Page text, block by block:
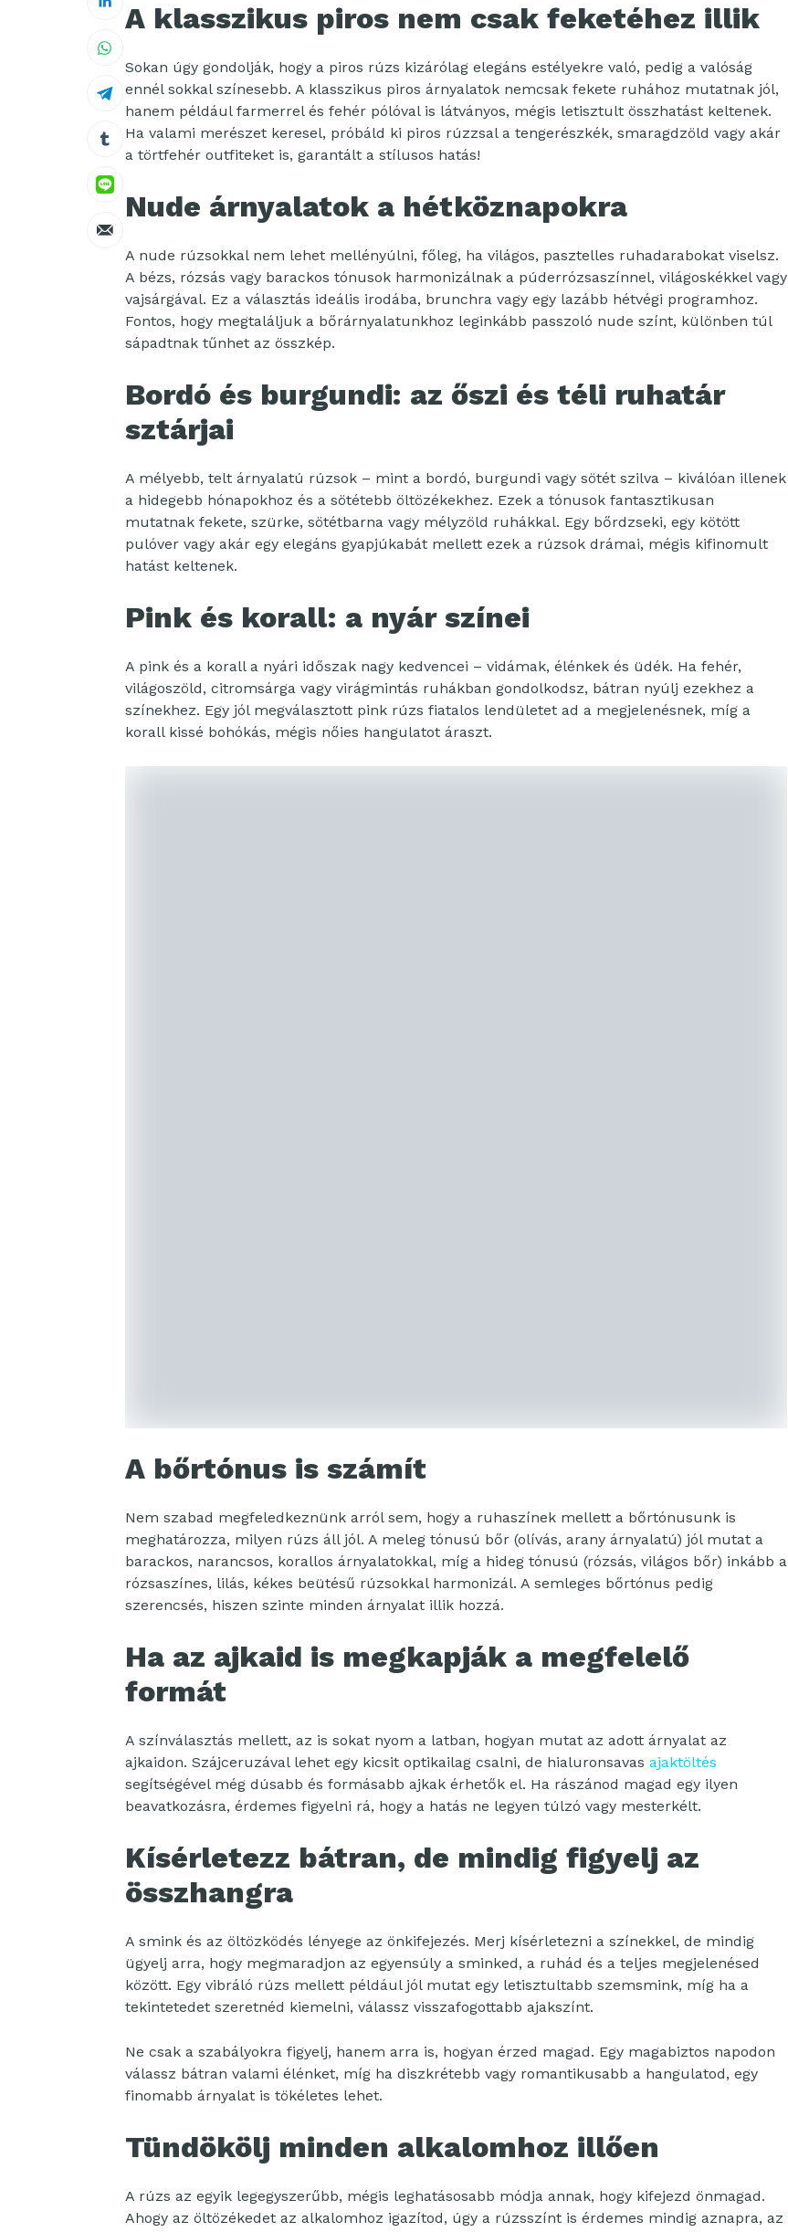
A klasszikus piros nem csak feketéhez illik
Sokan úgy gondolják, hogy a piros rúzs kizárólag elegáns estélyekre való, pedig a valóság
ennél sokkal színesebb. A klasszikus piros árnyalatok nemcsak fekete ruhához mutatnak jól,
hanem például farmerrel és fehér pólóval is látványos, mégis letisztult összhatást keltenek.
Ha valami merészet keresel, próbáld ki piros rúzzsal a tengerészkék, smaragdzöld vagy akár
a törtfehér outfiteket is, garantált a stílusos hatás!
Nude árnyalatok a hétköznapokra
A nude rúzsokkal nem lehet mellényúlni, főleg, ha világos, pasztelles ruhadarabokat viselsz.
A bézs, rózsás vagy barackos tónusok harmonizálnak a púderrózsaszínnel, világoskékkel vagy
vajsárgával. Ez a választás ideális irodába, brunchra vagy egy lazább hétvégi programhoz.
Fontos, hogy megtaláljuk a bőrárnyalatunkhoz leginkább passzoló nude színt, különben túl
sápadtnak tűnhet az összkép.
Bordó és burgundi: az őszi és téli ruhatár
sztárjai
A mélyebb, telt árnyalatú rúzsok – mint a bordó, burgundi vagy sötét szilva – kiválóan illenek
a hidegebb hónapokhoz és a sötétebb öltözékekhez. Ezek a tónusok fantasztikusan
mutatnak fekete, szürke, sötétbarna vagy mélyzöld ruhákkal. Egy bőrdzseki, egy kötött
pulóver vagy akár egy elegáns gyapjúkabát mellett ezek a rúzsok drámai, mégis kifinomult
hatást keltenek.
Pink és korall: a nyár színei
A pink és a korall a nyári időszak nagy kedvencei – vidámak, élénkek és üdék. Ha fehér,
világoszöld, citromsárga vagy virágmintás ruhákban gondolkodsz, bátran nyúlj ezekhez a
színekhez. Egy jól megválasztott pink rúzs fiatalos lendületet ad a megjelenésnek, míg a
korall kissé bohókás, mégis nőies hangulatot áraszt.
A bőrtónus is számít
Nem szabad megfeledkeznünk arról sem, hogy a ruhaszínek mellett a bőrtónusunk is
meghatározza, milyen rúzs áll jól. A meleg tónusú bőr (olívás, arany árnyalatú) jól mutat a
barackos, narancsos, korallos árnyalatokkal, míg a hideg tónusú (rózsás, világos bőr) inkább a
rózsaszínes, lilás, kékes beütésű rúzsokkal harmonizál. A semleges bőrtónus pedig
szerencsés, hiszen szinte minden árnyalat illik hozzá.
Ha az ajkaid is megkapják a megfelelő
formát
A színválasztás mellett, az is sokat nyom a latban, hogyan mutat az adott árnyalat az
ajkaidon. Szájceruzával lehet egy kicsit optikailag csalni, de hialuronsavas ajaktöltés
segítségével még dúsabb és formásabb ajkak érhetők el. Ha rászánod magad egy ilyen
beavatkozásra, érdemes figyelni rá, hogy a hatás ne legyen túlzó vagy mesterkélt.
Kísérletezz bátran, de mindig figyelj az
összhangra
A smink és az öltözködés lényege az önkifejezés. Merj kísérletezni a színekkel, de mindig
ügyelj arra, hogy megmaradjon az egyensúly a sminked, a ruhád és a teljes megjelenésed
között. Egy vibráló rúzs mellett például jól mutat egy letisztultabb szemsmink, míg ha a
tekintetedet szeretnéd kiemelni, válassz visszafogottabb ajakszínt.
Ne csak a szabályokra figyelj, hanem arra is, hogyan érzed magad. Egy magabiztos napodon
válassz bátran valami élénket, míg ha diszkrétebb vagy romantikusabb a hangulatod, egy
finomabb árnyalat is tökéletes lehet.
Tündökölj minden alkalomhoz illően
A rúzs az egyik legegyszerűbb, mégis leghatásosabb módja annak, hogy kifejezd önmagad.
Ahogy az öltözékedet az alkalomhoz igazítod, úgy a rúzsszínt is érdemes mindig aznapra, az